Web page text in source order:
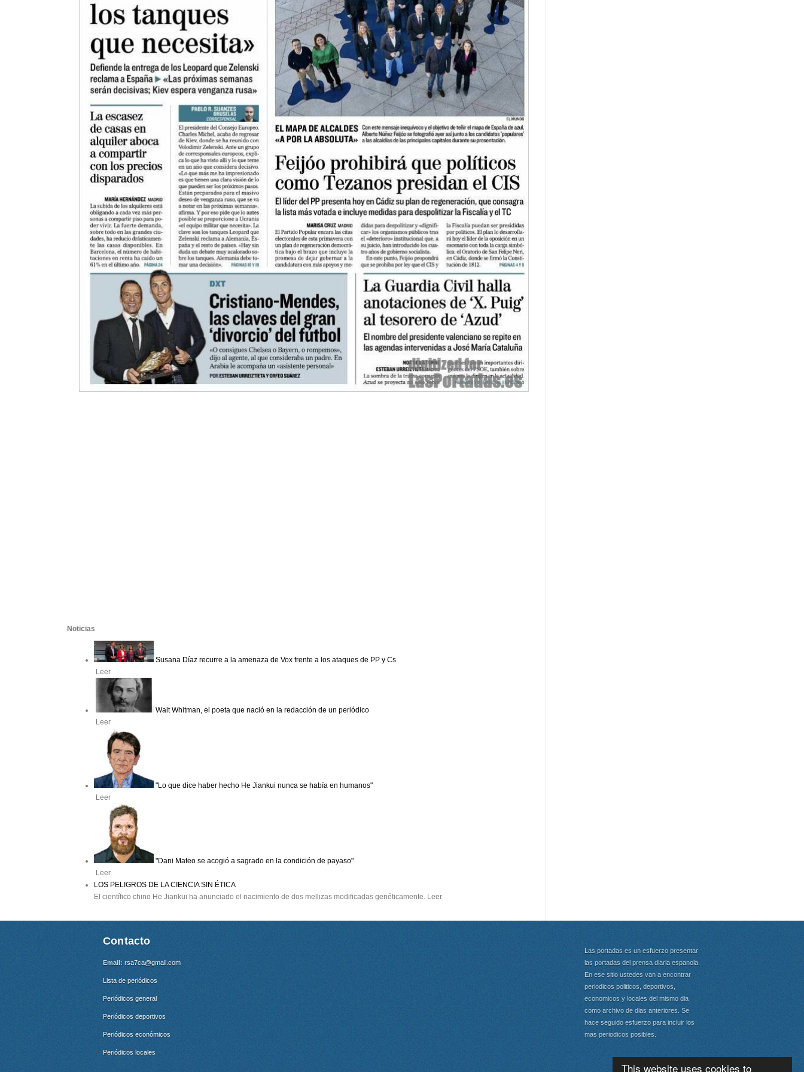
This website uses cookies to
Noticias
Susana Díaz recurre a la amenaza de Vox frente a los ataques de PP y Cs
Leer
Walt Whitman, el poeta que nació en la redacción de un periódico
Leer
"Lo que dice haber hecho He Jiankui nunca se había en humanos"
Leer
"Dani Mateo se acogió a sagrado en la condición de payaso"
Leer
LOS PELIGROS DE LA CIENCIA SIN ÉTICA
El científico chino He Jiankui ha anunciado el nacimiento de dos mellizas modificadas genéticamente. Leer
Contacto
Email: rsa7ca@gmail.com
Lista de periódicos
Periódicos general
Periódicos deportivos
Periódicos económicos
Periódicos locales
Las portadas es un esfuerzo presentar
las portadas del prensa diaria espanola.
En ese sitio ustedes van a encontrar
periodicos politicos, deportivos,
economicos y locales del mismo dia
como archivo de dias anteriores. Se
hace seguido esfuerzo para incluir los
mas periodicos posibles.